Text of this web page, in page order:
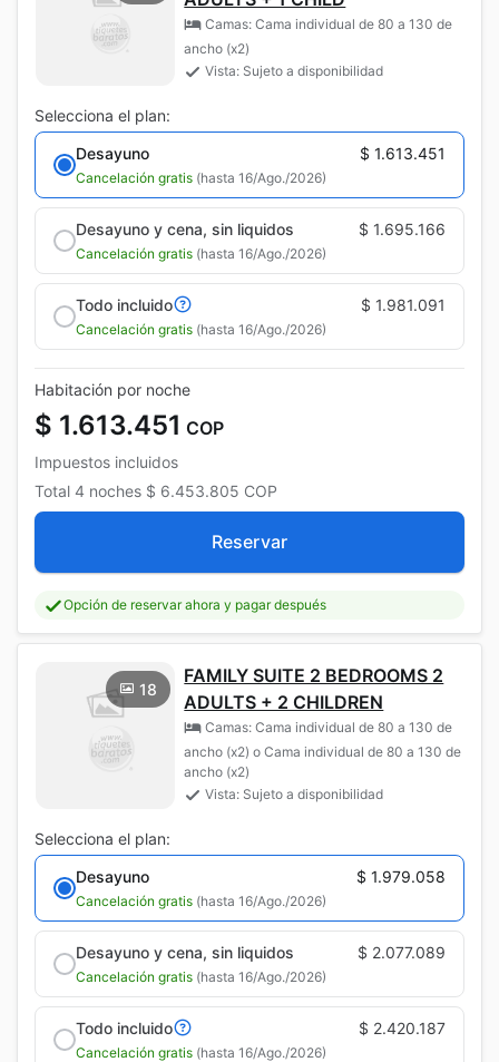
Camas: Cama individual de 80 a 130 de
ancho (x2)
Vista: Sujeto a disponibilidad
Selecciona el plan:
Desayuno
$ 1.613.451
Cancelación gratis (hasta 16/Ago./2026)
Desayuno y cena, sin liquidos $ 1.695.166
Cancelación gratis (hasta 16/Ago./2026)
Todo incluido $ 1.981.091
Cancelación gratis (hasta 16/Ago./2026)
Habitación por noche
$ 1.613.451 COP
Impuestos incluidos
Total 4 noches $ 6.453.805 COP
Reservar
Opción de reservar ahora y pagar después
18
FAMILY SUITE 2 BEDROOMS 2
ADULTS + 2 CHILDREN
Camas: Cama individual de 80 a 130 de
ancho (x2) o Cama individual de 80 a 130 de
ancho (x2)
Vista: Sujeto a disponibilidad
Selecciona el plan:
Desayuno
$ 1.979.058
Cancelación gratis (hasta 16/Ago./2026)
Desayuno y cena, sin liquidos $ 2.077.089
Cancelación gratis (hasta 16/Ago./2026)
Todo incluido $ 2.420.187
Cancelación gratis (hasta 16/Ago./2026)